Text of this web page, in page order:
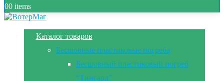
00 items
Каталог товаров
Бесшовные пластиковые погреба
Бесшовный пластиковый погреб
“Тингард”